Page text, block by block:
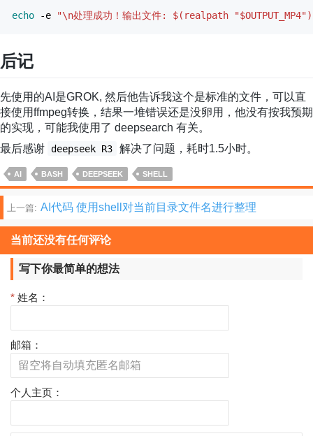
echo -e "\n处理成功！输出文件: $(realpath "$OUTPUT_MP4")
后记
先使用的AI是GROK, 然后他告诉我这个是标准的文件，可以直
接使用ffmpeg转换，结果一堆错误还是没卵用，他没有按我预期
的实现，可能我使用了 deepsearch 有关。
最后感谢 deepseek R3 解决了问题，耗时1.5小时。
AI BASH DEEPSEEK SHELL
文
章
分
页
上一篇: AI代码 使用shell对当前目录文件名进行整理
当前还没有任何评论
写下你最简单的想法
* 姓名：
邮箱：
个人主页：